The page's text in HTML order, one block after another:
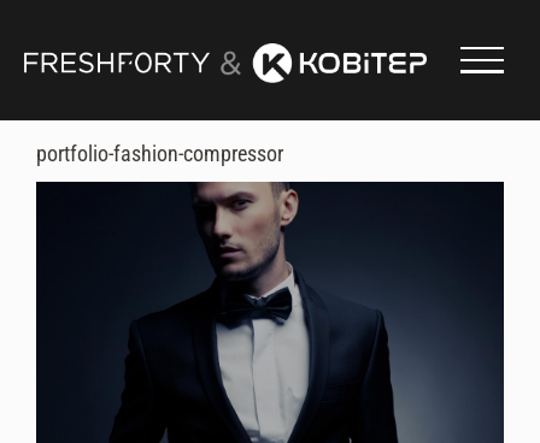
portfolio-fashion-compressor